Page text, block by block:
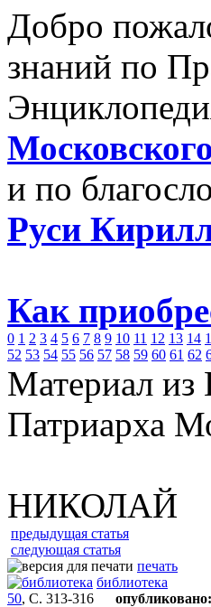
Добро
знаний по
и по
Руси
Как
0 1 2 3 4 5 6 7 8 9 10 11 12 13 14
52 53 54 55 56 57 58 59 60 61 62
Материал из
Патриарха
НИКОЛАЙ
предыдущая статья
следующая статья
печать
библиотека
50, С. 313-316 опубликовано: